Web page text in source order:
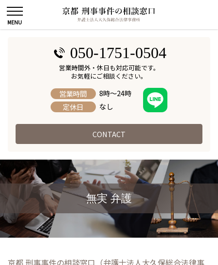
050-1751-0504
営業時間外・休日も対応可能です。
お気軽にご相談ください。
営業時間
8時～24時
定休日
なし
CONTACT
無実 弁護
京都 刑事事件の相談窓口（弁護士法人大久保総合法律事